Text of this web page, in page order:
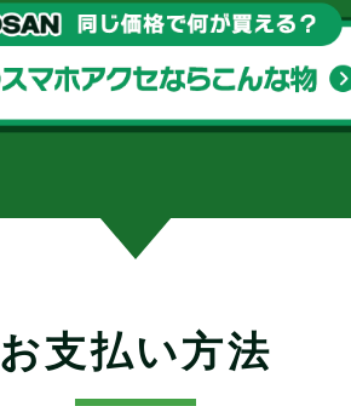
お支払い方法